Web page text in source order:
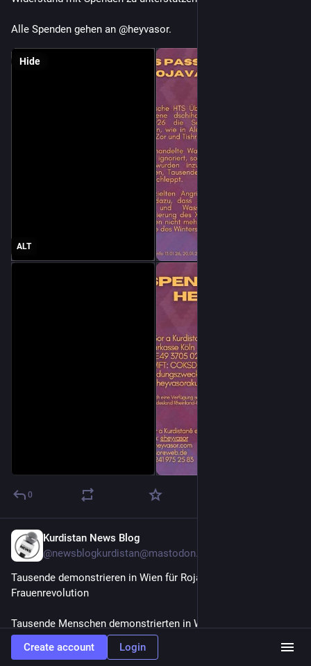
Alle Spenden gehen an @heyvasor.
ALT
Hide
0
Kurdistan News Blog
@newsblogkurdistan@mastodon.social
Tausende demonstrieren in Wien für Rojava und die
Frauenrevolution
Tausende Menschen demonstrierten in Wien gegen die
Angriffe auf Rojava. Im Fokus standen die Verteidigung der
Frauenrevolution, internationale Schutzgarantien und die
Create account Login